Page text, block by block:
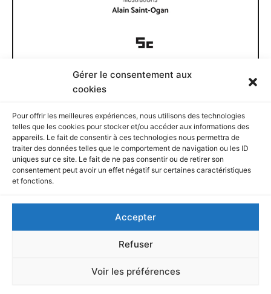
Gérer le consentement aux
cookies
Pour offrir les meilleures expériences, nous utilisons des technologies
telles que les cookies pour stocker et/ou accéder aux informations des
appareils. Le fait de consentir à ces technologies nous permettra de
traiter des données telles que le comportement de navigation ou les ID
uniques sur ce site. Le fait de ne pas consentir ou de retirer son
consentement peut avoir un effet négatif sur certaines caractéristiques
et fonctions.
Accepter
Refuser
Voir les préférences
Documents disponibles
D
o
c
u
m
e
t
d
Rechercher
e
h
Et si vous voulez…
Vous pouvez proposer une contribution ici